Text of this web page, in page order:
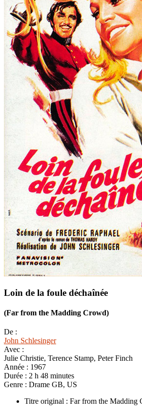
Loin de la foule déchaînée
(Far from the Madding Crowd)
De :
John Schlesinger
Avec :
Julie Christie, Terence Stamp, Peter Finch
Année : 1967
Durée : 2 h 48 minutes
Genre : Drame GB, US
Titre original : Far from the Madding